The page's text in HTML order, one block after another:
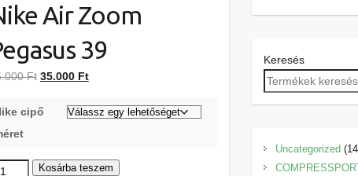
Air Zoom
39
Ft Original
was:
35.000 FtCurrent
is:
cipő
Kosárba teszem
Keresés
Uncategorized 14